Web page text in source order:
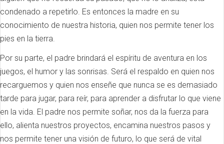
condenado a repetirlo. Es entonces la madre en su
conocimiento de nuestra historia, quien nos permite tener los
pies en la tierra.
Por su parte, el padre brindará el espíritu de aventura en los
juegos, el humor y las sonrisas. Será el respaldo en quien nos
recarguemos y quien nos enseñe que nunca se es demasiado
tarde para jugar, para reír, para aprender a disfrutar lo que viene
en la vida. El padre nos permite soñar, nos da la fuerza para
ello, alienta nuestros proyectos, encamina nuestros pasos y
nos permite tener una visión de futuro, lo que será de vital